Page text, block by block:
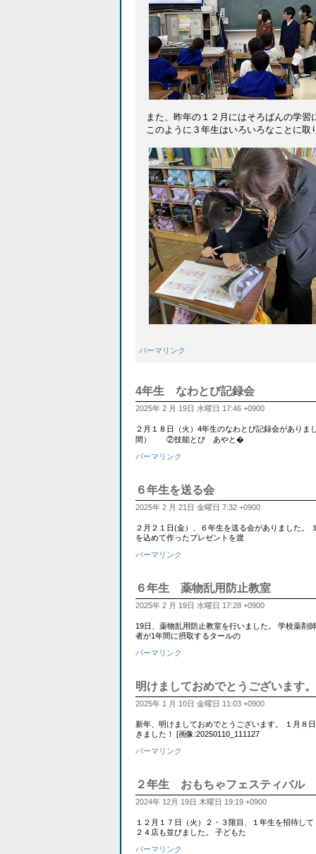
また、昨年の１２月にはそろばんの学習
このように３年生はいろいろなことに取
パーマリンク
4年生 なわとび記録会
2025年 2 月 19日 水曜日 17:46 +0900
２月１８日（火）4年生のなわとび記録会があり
間） ②技能とび あやと�
パーマリンク
６年生を送る会
2025年 2 月 21日 金曜日 7:32 +0900
２月２１日(金）、６年生を送る会がありました。
を込めて作ったプレゼントを渡
パーマリンク
６年生 薬物乱用防止教室
2025年 2 月 19日 水曜日 17:28 +0900
19日、薬物乱用防止教室を行いました。 学校薬剤
者が1年間に摂取するタールの
パーマリンク
明けましておめでとうございます。
2025年 1 月 10日 金曜日 11:03 +0900
新年、明けましておめでとうございます。 １月８
きました！ [画像:20250110_111127
パーマリンク
２年生 おもちゃフェスティバル
2024年 12月 19日 木曜日 19:19 +0900
１２月１７日（火）２・３限目、１年生を招待し
２４店も並びました。 子どもた
パーマリンク